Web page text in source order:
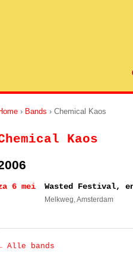
› Bands › Chemical Kaos
Kaos
6 mei Wasted Festival,
Melkweg, Amsterdam
Alle bands